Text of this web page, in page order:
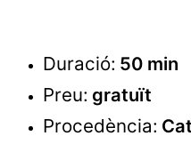
Duració: 50 min
Preu: gratuït
Procedència: